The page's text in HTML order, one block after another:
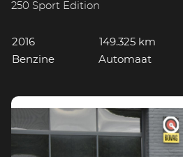
250 Sport Edition
2016
149.325 km
Benzine
Automaat